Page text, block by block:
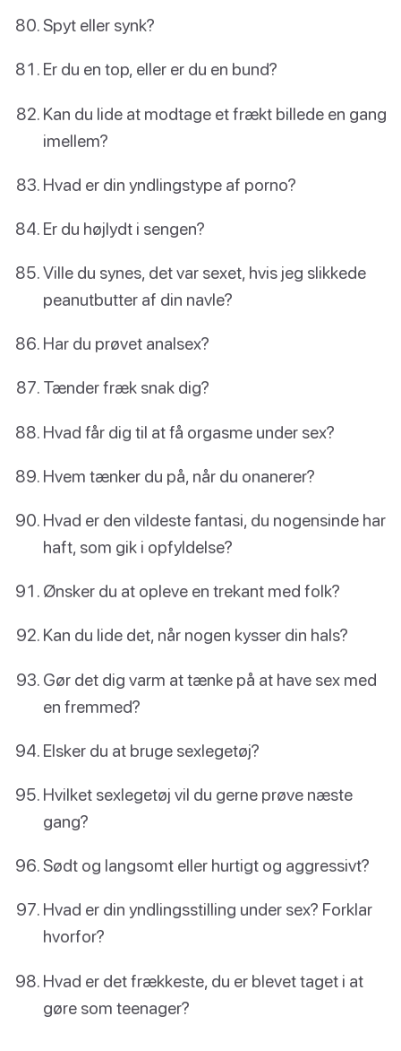
Spyt eller synk?
Er du en top, eller er du en bund?
Kan du lide at modtage et frækt billede en gang
imellem?
Hvad er din yndlingstype af porno?
Er du højlydt i sengen?
Ville du synes, det var sexet, hvis jeg slikkede
peanutbutter af din navle?
Har du prøvet analsex?
Tænder fræk snak dig?
Hvad får dig til at få orgasme under sex?
Hvem tænker du på, når du onanerer?
Hvad er den vildeste fantasi, du nogensinde har
haft, som gik i opfyldelse?
Ønsker du at opleve en trekant med folk?
Kan du lide det, når nogen kysser din hals?
Gør det dig varm at tænke på at have sex med
en fremmed?
Elsker du at bruge sexlegetøj?
Hvilket sexlegetøj vil du gerne prøve næste
gang?
Sødt og langsomt eller hurtigt og aggressivt?
Hvad er din yndlingsstilling under sex? Forklar
hvorfor?
Hvad er det frækkeste, du er blevet taget i at
gøre som teenager?